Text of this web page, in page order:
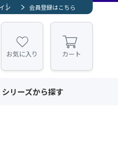
ン 会員登録はこちら
お気に入り カート
シリーズから探す